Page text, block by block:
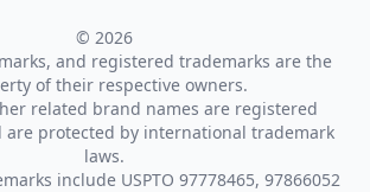
© 2026
and registered trademarks are the
of their respective owners.
related brand names are registered
are protected by international trademark
laws.
include USPTO 97778465, 97866052